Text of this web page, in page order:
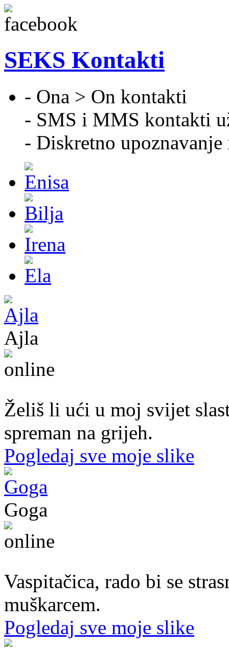
SEKS Kontakti
- Ona > On kontakti
- SMS i MMS kontakti
- Diskretno upoznavanje
Ajla
Želiš li ući u moj svijet
spreman na grijeh.
Pogledaj sve moje slike
Goga
Vaspitačica, rado bi se
muškarcem.
Pogledaj sve moje slike